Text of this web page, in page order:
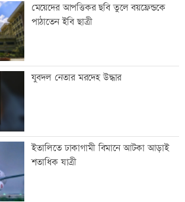
মেয়েদের আপত্তিকর ছবি তুলে বয়ফ্রেন্ডকে
পাঠাতেন ইবি ছাত্রী
যুবদল নেতার মরদেহ উদ্ধার
ইতালিতে ঢাকাগামী বিমানে আটকা আড়াই
শতাধিক যাত্রী